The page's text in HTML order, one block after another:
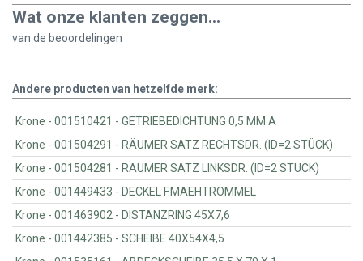
Wat onze klanten zeggen...
van de beoordelingen
Andere producten van hetzelfde merk:
Krone - 001510421 - GETRIEBEDICHTUNG 0,5 MM A
Krone - 001504291 - RÄUMER SATZ RECHTSDR. (ID=2 STÜCK)
Krone - 001504281 - RÄUMER SATZ LINKSDR. (ID=2 STÜCK)
Krone - 001449433 - DECKEL F.MAEHTROMMEL
Krone - 001463902 - DISTANZRING 45X7,6
Krone - 001442385 - SCHEIBE 40X54X4,5